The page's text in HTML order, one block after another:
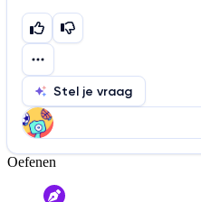
Stel je vraag
Help ons de video te verbeteren
De audio is slecht
Oefenen